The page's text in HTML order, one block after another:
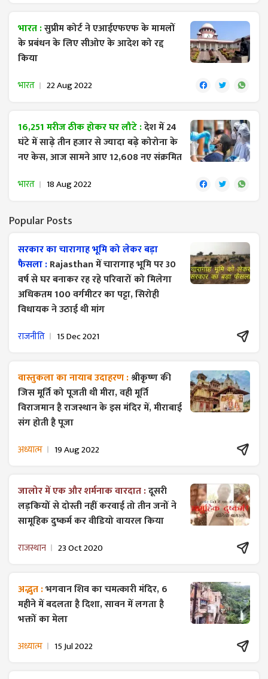
भारत :सुप्रीम कोर्ट ने एआईएफएफ के मामलों
के प्रबंधन के लिए सीओए के आदेश को रद्द
किया
भारत 22 Aug 2022
16,251 मरीज ठीक होकर घर लौटे :देश में 24
घंटे में साढ़े तीन हजार से ज्यादा बढ़े कोरोना के
नए केस, आज सामने आए 12,608 नए संक्रमित
भारत 18 Aug 2022
Popular Posts
सरकार का चारागाह भूमि को लेकर बड़ा
फैसला :Rajasthan में चारागाह भूमि पर 30
वर्ष से घर बनाकर रह रहे परिवारों को मिलेगा
अधिकतम 100 वर्गमीटर का पट्टा, सिरोही
विधायक ने उठाई थी मांग
राजनीति 15 Dec 2021
वास्तुकला का नायाब उदाहरण :श्रीकृष्ण की
जिस मूर्ति को पूजती थी मीरा, वही मूर्ति
विराजमान है राजस्थान के इस मंदिर में, मीराबाई
संग होती है पूजा
अध्यात्म 19 Aug 2022
जालोर में एक और शर्मनाक वारदात :दूसरी
लड़कियों से दोस्ती नहीं करवाई तो तीन जनों ने
सामूहिक दुष्कर्म कर वीडियो वायरल किया
राजस्थान 23 Oct 2020
अद्भुत :भगवान शिव का चमत्कारी मंदिर, 6
महीने में बदलता है दिशा, सावन में लगता है
भक्तों का मेला
अध्यात्म 15 Jul 2022